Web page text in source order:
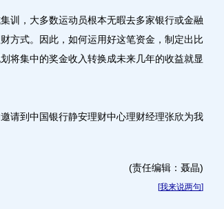
，大多数运动员根本无暇去多家银行或金融
方式。因此，如何运用好这笔资金，制定出比
将集中的奖金收入转换成未来几年的收益就显
到中国银行静安理财中心理财经理张欣为我
(责任编辑：聂晶)
[我来说两句]